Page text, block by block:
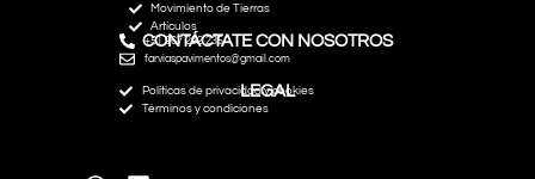
Movimiento de Tierras
Artículos
CONTÁCTATE CON NOSOTROS
+51 967 292 235
farviaspavimentos@gmail.com
Políticas de privacidad y cookies
Términos y condiciones
LEGAL